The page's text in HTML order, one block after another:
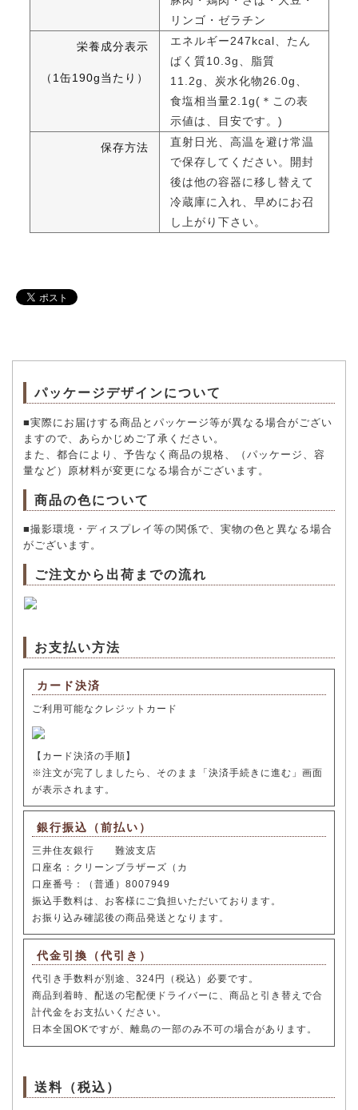
リンゴ・ゼラチン
栄養成分表示
（1缶190g当たり）
エネルギー247kcal、たん
ぱく質10.3g、脂質
11.2g、炭水化物26.0g、
食塩相当量2.1g(＊この表
示値は、目安です。)
保存方法
直射日光、高温を避け常温
で保存してください。開封
後は他の容器に移し替えて
冷蔵庫に入れ、早めにお召
し上がり下さい。
パッケージデザインについて
■実際にお届けする商品とパッケージ等が異なる場合がござい
ますので、あらかじめご了承ください。
また、都合により、予告なく商品の規格、（パッケージ、容
量など）原材料が変更になる場合がございます。
商品の色について
■撮影環境・ディスプレイ等の関係で、実物の色と異なる場合
がございます。
ご注文から出荷までの流れ
お支払い方法
カード決済
ご利用可能なクレジットカード
【カード決済の手順】
※注文が完了しましたら、そのまま「決済手続きに進む」画面
が表示されます。
銀行振込（前払い）
三井住友銀行 難波支店
口座名：クリーンブラザーズ（カ
口座番号：（普通）8007949
振込手数料は、お客様にご負担いただいております。
お振り込み確認後の商品発送となります。
代金引換（代引き）
代引き手数料が別途、324円（税込）必要です。
商品到着時、配送の宅配便ドライバーに、商品と引き替えで合
計代金をお支払いください。
日本全国OKですが、離島の一部のみ不可の場合があります。
送料（税込）